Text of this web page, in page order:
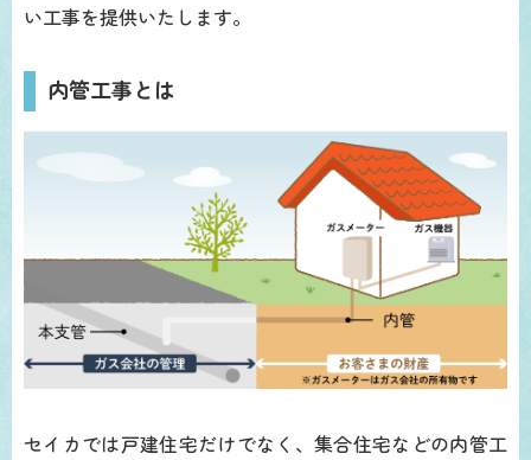
い工事を提供いたします。
内管工事とは
セイカでは戸建住宅だけでなく、集合住宅などの内管工